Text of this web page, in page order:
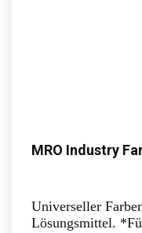
MRO Industry
Universeller
Lösungsmittel.